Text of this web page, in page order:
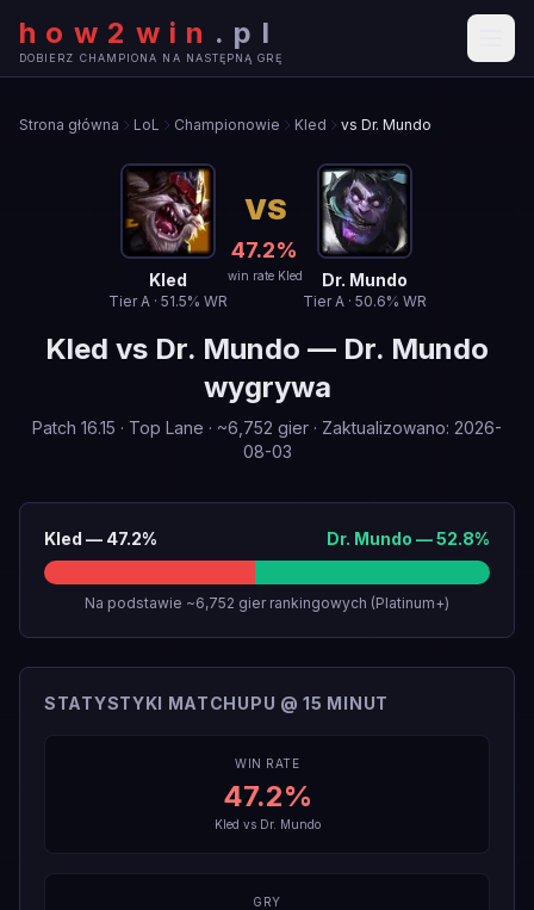
how2win . pl
DOBIERZ CHAMPIONA NA NASTĘPNĄ GRĘ
Strona główna LoL Championowie Kled vs Dr. Mundo
Kled
TierA· 51.5% WR
VS
47.2%
win rate Kled Dr. Mundo
TierA· 50.6% WR
Kled vs Dr. Mundo — Dr. Mundo
wygrywa
Patch 16.15 · Top Lane · ~6,752 gier · Zaktualizowano: 2026-
08-03
Kled — 47.2% Dr. Mundo —52.8%
Na podstawie ~6,752 gier rankingowych (Platinum+)
STATYSTYKI MATCHUPU @ 15 MINUT
WIN RATE
47.2%
Kled vs Dr. Mundo
GRY